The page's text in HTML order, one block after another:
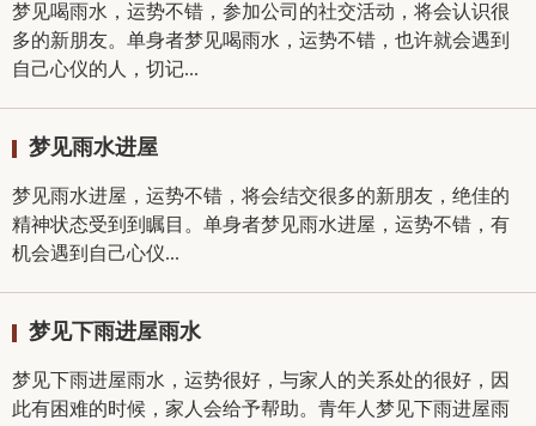
梦见喝雨水，运势不错，参加公司的社交活动，将会认识很
多的新朋友。单身者梦见喝雨水，运势不错，也许就会遇到
自己心仪的人，切记...
梦见雨水进屋
梦见雨水进屋，运势不错，将会结交很多的新朋友，绝佳的
精神状态受到到瞩目。单身者梦见雨水进屋，运势不错，有
机会遇到自己心仪...
梦见下雨进屋雨水
梦见下雨进屋雨水，运势很好，与家人的关系处的很好，因
此有困难的时候，家人会给予帮助。青年人梦见下雨进屋雨